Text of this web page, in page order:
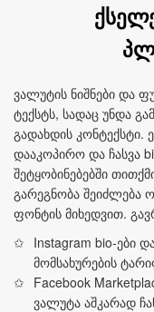
ვალუტის ნიშნები და
ტექსტს, სადაც უნდა
გადახდის კონტექსტი.
დააკოპირო და ჩასვა
შეტყობინებებში
გარეგნობა შეიძლება
ფონტის მიხედვით.
Instagram bio‑ები
მომსახურების
Facebook
ვალუტა აშკარად